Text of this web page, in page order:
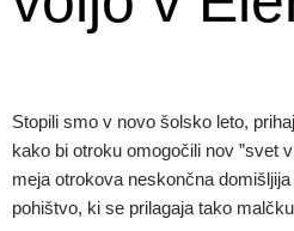
Stopili smo v novo šolsko leto,
kako bi otroku omogočili nov ”svet
meja otrokova neskončna
pohištvo, ki se prilagaja tako